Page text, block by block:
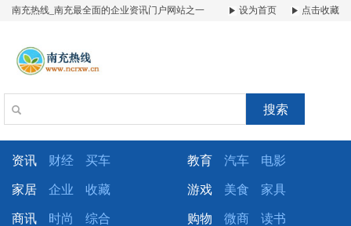
南充热线_南充最全面的企业资讯门户网站之一 设为首页 点击收藏
搜索
资讯 财经 买车 教育 汽车 电影
家居 企业 收藏 游戏 美食 家具
商讯 时尚 综合 购物 微商 读书